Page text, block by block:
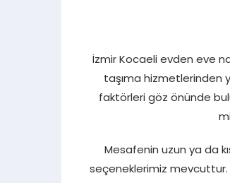
İzmir Kocaeli evden eve
taşıma hizmetlerinden
faktörleri göz önünde
Mesafenin uzun ya da
seçeneklerimiz mevcuttur.